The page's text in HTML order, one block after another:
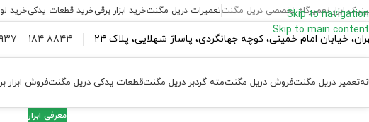
Skip to navigation
Skip to main content
ابزار تعمیرگاه تخصصی دریل مگنتتعمیرات دریل مگنتخرید ابزار برقیخرید قطعات یدکیخرید
خیابان امام خمینی، کوچه جهانگردی، پاساژ شهلایی، پلاک ۲۴ ۸۸۴۴ ۱۸۴ – ۰۹۳۷
تعمیر دریل مگنتفروش دریل مگنتمته گردبر دریل مگنتقطعات یدکی دریل مگنتفروش ابزار
معرفی ابزار